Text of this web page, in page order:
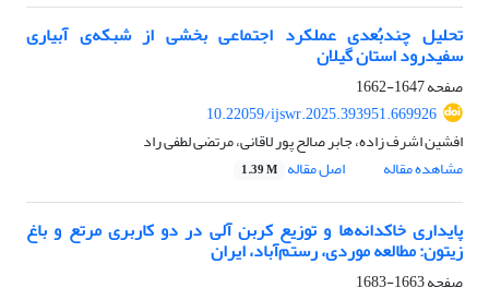
تحلیل چندبُعدی عملکرد اجتماعی بخشی از شبکه‌ی آبیاری
سفیدرود استان گیلان
صفحه1647-1662
10.22059/ijswr.2025.393951.669926
افشین اشرف زاده، جابر صالح پور لاقانی، مرتضی لطفی راد
مشاهده مقاله
اصل مقاله 1.39 M
پایداری خاکدانه‌ها و توزیع کربن آلی در دو کاربری مرتع و باغ
زیتون: مطالعه موردی، رستم‌آباد، ایران